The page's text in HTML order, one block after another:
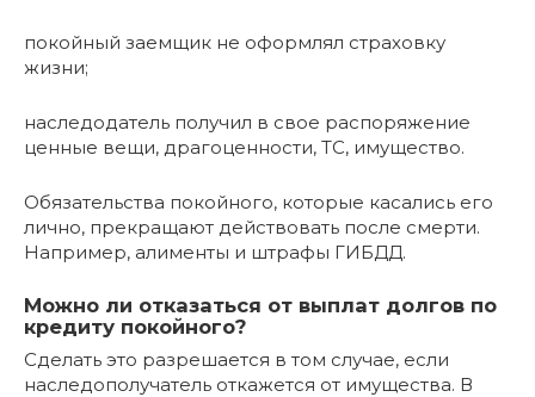
покойный заемщик не оформлял страховку
жизни;
наследодатель получил в свое распоряжение
ценные вещи, драгоценности, ТС, имущество.
Обязательства покойного, которые касались его
лично, прекращают действовать после смерти.
Например, алименты и штрафы ГИБДД.
Можно ли отказаться от выплат долгов по
кредиту покойного?
Сделать это разрешается в том случае, если
наследополучатель откажется от имущества. В